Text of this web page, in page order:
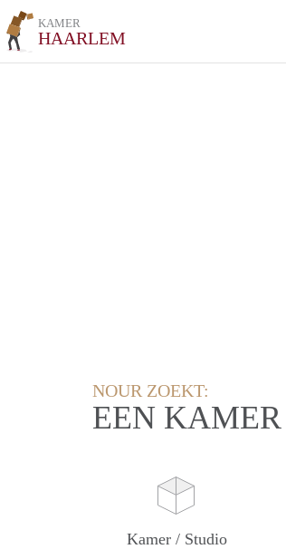
KAMER
HAARLEM
NOUR ZOEKT:
EEN
Kamer / Studio